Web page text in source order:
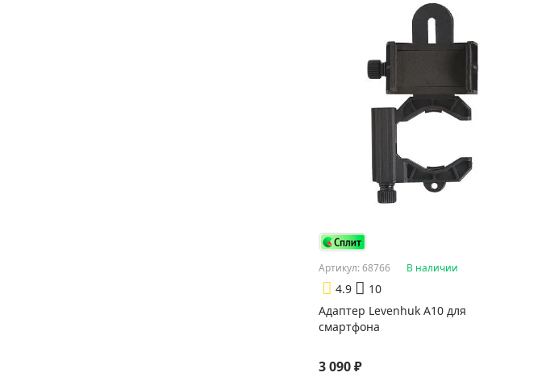
Артикул: 68766 В наличии
4.9
10
Адаптер Levenhuk A10 для
смартфона
3 090 ₽